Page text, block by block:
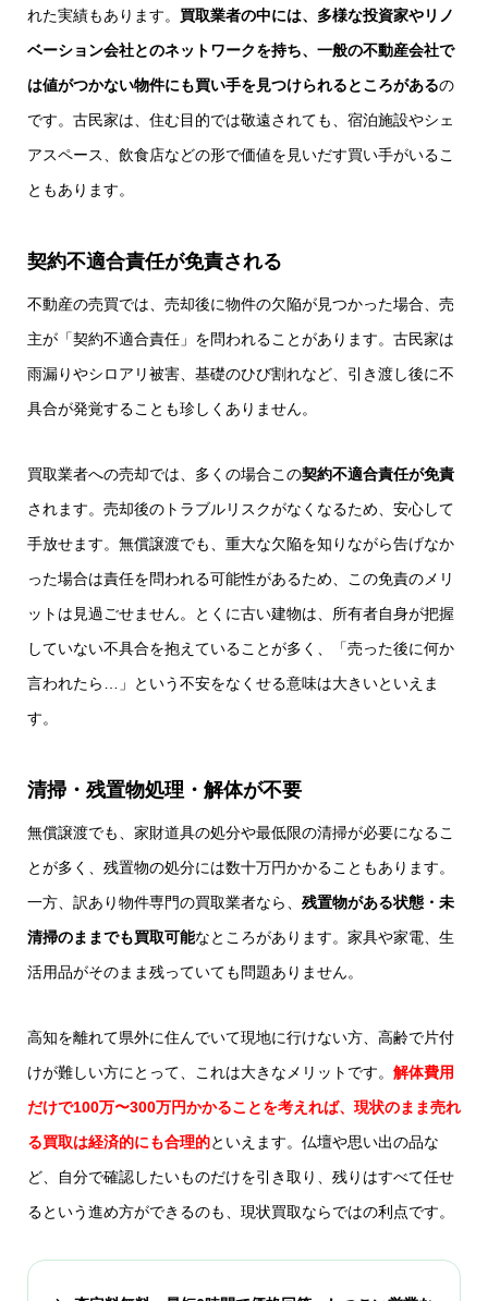
れた実績もあります。 買取業者の中には、多様な投資家やリノ
ベーション会社とのネットワークを持ち、一般の不動産会社で
は値がつかない物件にも買い手を見つけられるところがあるの
です。古民家は、住む目的では敬遠されても、宿泊施設やシェ
アスペース、飲食店などの形で価値を見いだす買い手がいるこ
ともあります。
契約不適合責任が免責される
不動産の売買では、売却後に物件の欠陥が見つかった場合、売
主が「契約不適合責任」を問われることがあります。古民家は
雨漏りやシロアリ被害、基礎のひび割れなど、引き渡し後に不
具合が発覚することも珍しくありません。
買取業者への売却では、多くの場合この契約不適合責任が免責
されます。売却後のトラブルリスクがなくなるため、安心して
手放せます。無償譲渡でも、重大な欠陥を知りながら告げなか
った場合は責任を問われる可能性があるため、この免責のメリ
ットは見過ごせません。とくに古い建物は、所有者自身が把握
していない不具合を抱えていることが多く、「売った後に何か
言われたら…」という不安をなくせる意味は大きいといえま
す。
清掃・残置物処理・解体が不要
無償譲渡でも、家財道具の処分や最低限の清掃が必要になるこ
とが多く、残置物の処分には数十万円かかることもあります。
一方、訳あり物件専門の買取業者なら、 残置物がある状態・未
清掃のままでも買取可能なところがあります。家具や家電、生
活用品がそのまま残っていても問題ありません。
高知を離れて県外に住んでいて現地に行けない方、高齢で片付
けが難しい方にとって、これは大きなメリットです。 解体費用
だけで100万〜300万円かかることを考えれば、現状のまま売れ
る買取は経済的にも合理的といえます。仏壇や思い出の品な
ど、自分で確認したいものだけを引き取り、残りはすべて任せ
るという進め方ができるのも、現状買取ならではの利点です。